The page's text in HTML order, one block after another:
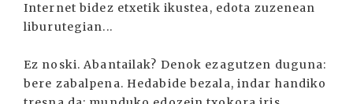
Internet bidez etxetik ikustea, edota zuzenean
liburutegian...
Ez noski. Abantailak? Denok ezagutzen duguna:
bere zabalpena. Hedabide bezala, indar handiko